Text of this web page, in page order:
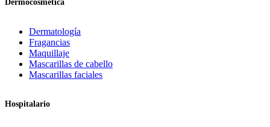
Dermocosmética
Dermatología
Fragancias
Maquillaje
Mascarillas de cabello
Mascarillas faciales
Hospitalario